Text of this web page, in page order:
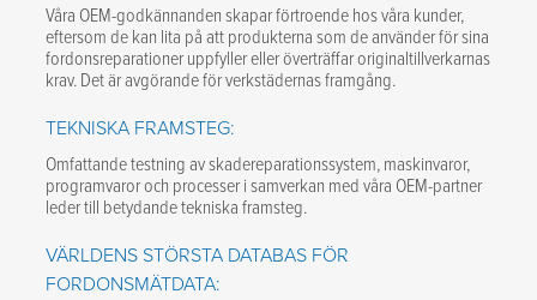
Våra OEM-godkännanden skapar förtroende hos våra kunder,
eftersom de kan lita på att produkterna som de använder för sina
fordonsreparationer uppfyller eller överträffar originaltillverkarnas
krav. Det är avgörande för verkstädernas framgång.
TEKNISKA FRAMSTEG:
Omfattande testning av skadereparationssystem, maskinvaror,
programvaror och processer i samverkan med våra OEM-partner
leder till betydande tekniska framsteg.
VÄRLDENS STÖRSTA DATABAS FÖR
FORDONSMÄTDATA: